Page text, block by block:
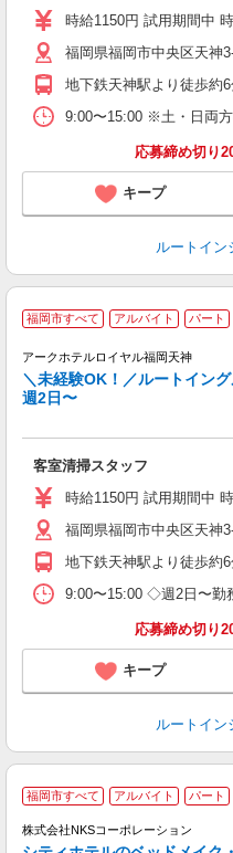
時給1150円 試用期間中
福岡県福岡市中央区天神
地下鉄天神駅より徒歩約6
9:00〜15:00 ※土・日両
応募締め切り
キープ
ルートイン
福岡市すべて アルバイト パート
アークホテルロイヤル福岡天神
＼未経験OK！／ルートイン
週2日〜
客室清掃スタッフ
時給1150円 試用期間中
福岡県福岡市中央区天神
地下鉄天神駅より徒歩約6
9:00〜15:00 ◇週2日〜勤
応募締め切り
キープ
ルートイン
福岡市すべて アルバイト パート
株式会社NKSコーポレーション